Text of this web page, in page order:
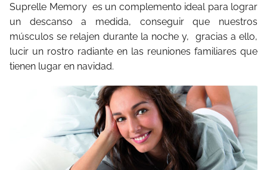
Suprelle Memory es un complemento ideal para lograr
un descanso a medida, conseguir que nuestros
músculos se relajen durante la noche y, gracias a ello,
lucir un rostro radiante en las reuniones familiares que
tienen lugar en navidad.